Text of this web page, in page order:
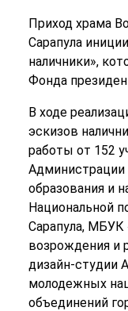
Приход храма
Сарапула
наличники»,
Фонда
В ходе
эскизов
работы от 152
Администрации
образования и
Национальной
Сарапула,
возрождения и
дизайн-студии
молодежных
объединений